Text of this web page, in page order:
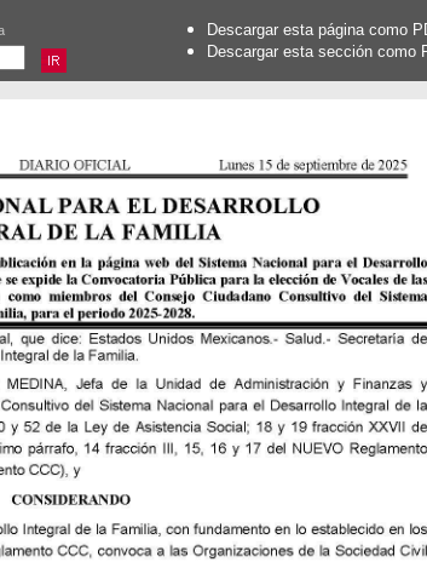
Descargar esta página como
Descargar esta sección como